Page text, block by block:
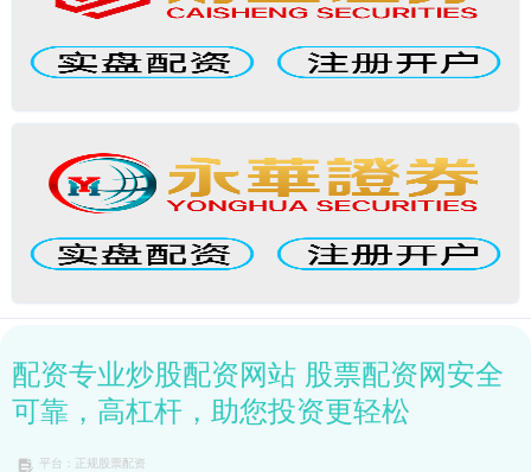
配资专业炒股配资网站 股票配资网安全
可靠，高杠杆，助您投资更轻松
平台：正规股票配资